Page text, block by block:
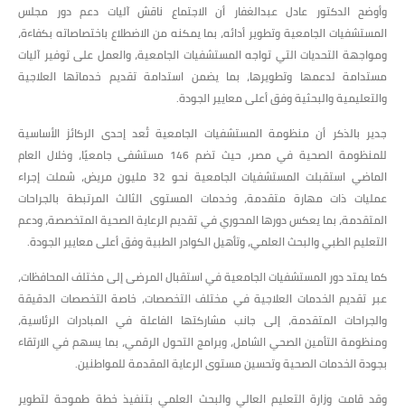
وأوضح الدكتور عادل عبدالغفار أن الاجتماع ناقش آليات دعم دور مجلس
المستشفيات الجامعية وتطوير أدائه، بما يمكنه من الاضطلاع باختصاصاته بكفاءة،
ومواجهة التحديات التي تواجه المستشفيات الجامعية، والعمل على توفير آليات
مستدامة لدعمها وتطويرها، بما يضمن استدامة تقديم خدماتها العلاجية
والتعليمية والبحثية وفق أعلى معايير الجودة.
جدير بالذكر أن منظومة المستشفيات الجامعية تُعد إحدى الركائز الأساسية
للمنظومة الصحية في مصر، حيث تضم 146 مستشفى جامعيًا، وخلال العام
الماضي استقبلت المستشفيات الجامعية نحو 32 مليون مريض، شملت إجراء
عمليات ذات مهارة متقدمة، وخدمات المستوى الثالث المرتبطة بالجراحات
المتقدمة، بما يعكس دورها المحوري في تقديم الرعاية الصحية المتخصصة، ودعم
التعليم الطبي والبحث العلمي، وتأهيل الكوادر الطبية وفق أعلى معايير الجودة.
كما يمتد دور المستشفيات الجامعية في استقبال المرضى إلى مختلف المحافظات،
عبر تقديم الخدمات العلاجية في مختلف التخصصات، خاصة التخصصات الدقيقة
والجراحات المتقدمة، إلى جانب مشاركتها الفاعلة في المبادرات الرئاسية،
ومنظومة التأمين الصحي الشامل، وبرامج التحول الرقمي، بما يسهم في الارتقاء
بجودة الخدمات الصحية وتحسين مستوى الرعاية المقدمة للمواطنين.
وقد قامت وزارة التعليم العالي والبحث العلمي بتنفيذ خطة طموحة لتطوير